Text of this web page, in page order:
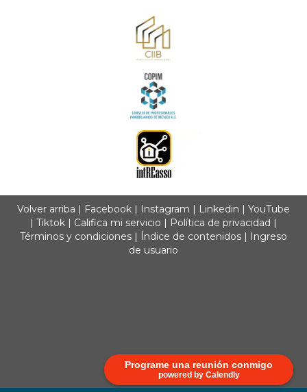
Programe una reunión conmigo
powered by Calendly
Volver arriba | Facebook | Instagram | Linkedin | YouTube
| Tiktok | Califica mi servicio | Política de privacidad |
Términos y condiciones | Índice de contenidos | Ingreso
de usuario